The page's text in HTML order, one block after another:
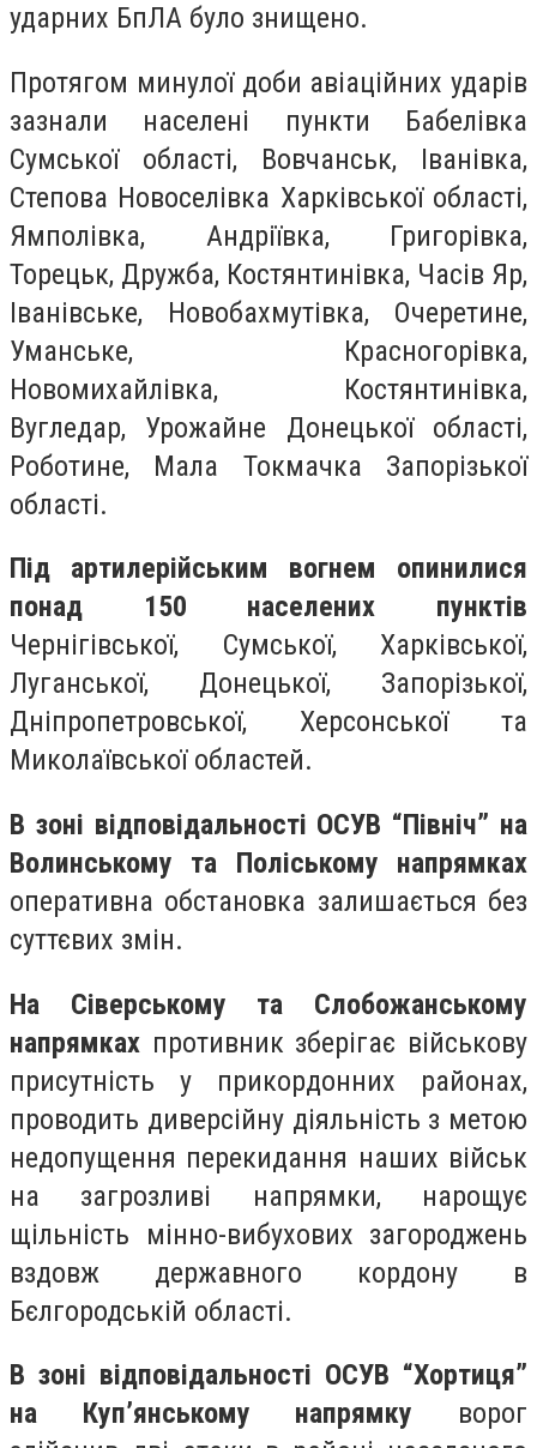
ударних БпЛА було знищено.
Протягом минулої доби авіаційних ударів
зазнали населені пункти Бабелівка
Сумської області, Вовчанськ, Іванівка,
Степова Новоселівка Харківської області,
Ямполівка, Андріївка, Григорівка,
Торецьк, Дружба, Костянтинівка, Часів Яр,
Іванівське, Новобахмутівка, Очеретине,
Уманське, Красногорівка,
Новомихайлівка, Костянтинівка,
Вугледар, Урожайне Донецької області,
Роботине, Мала Токмачка Запорізької
області.
Під артилерійським вогнем опинилися
понад 150 населених пунктів
Чернігівської, Сумської, Харківської,
Луганської, Донецької, Запорізької,
Дніпропетровської, Херсонської та
Миколаївської областей.
В зоні відповідальності ОСУВ “Північ” на
Волинському та Поліському напрямках
оперативна обстановка залишається без
суттєвих змін.
На Сіверському та Слобожанському
напрямках противник зберігає військову
присутність у прикордонних районах,
проводить диверсійну діяльність з метою
недопущення перекидання наших військ
на загрозливі напрямки, нарощує
щільність мінно-вибухових загороджень
вздовж державного кордону в
Бєлгородській області.
В зоні відповідальності ОСУВ “Хортиця”
на Куп’янському напрямку ворог